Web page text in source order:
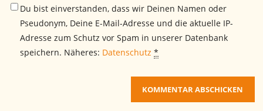
Du bist einverstanden, dass wir Deinen Namen oder
Pseudonym, Deine E-Mail-Adresse und die aktuelle IP-
Adresse zum Schutz vor Spam in unserer Datenbank
speichern. Näheres: Datenschutz *